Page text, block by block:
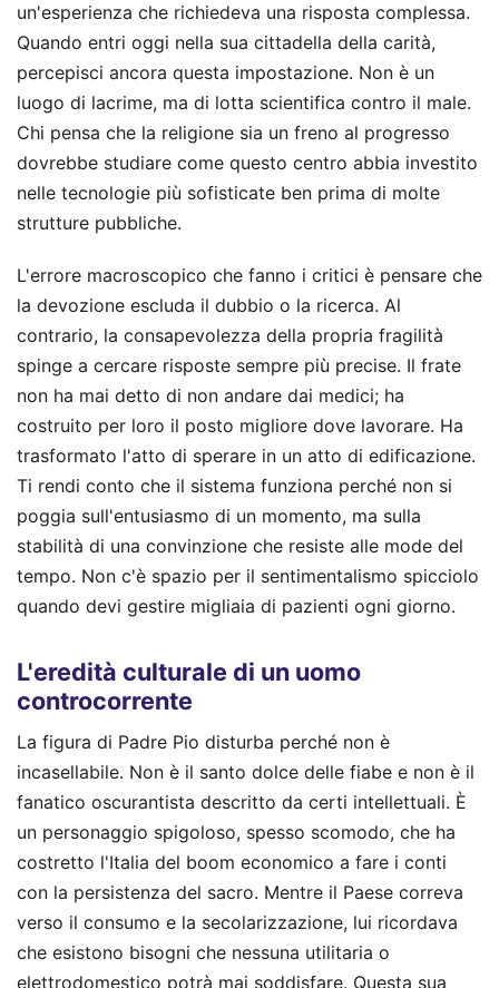
un'esperienza che richiedeva una risposta complessa.
Quando entri oggi nella sua cittadella della carità,
percepisci ancora questa impostazione. Non è un
luogo di lacrime, ma di lotta scientifica contro il male.
Chi pensa che la religione sia un freno al progresso
dovrebbe studiare come questo centro abbia investito
nelle tecnologie più sofisticate ben prima di molte
strutture pubbliche.
L'errore macroscopico che fanno i critici è pensare che
la devozione escluda il dubbio o la ricerca. Al
contrario, la consapevolezza della propria fragilità
spinge a cercare risposte sempre più precise. Il frate
non ha mai detto di non andare dai medici; ha
costruito per loro il posto migliore dove lavorare. Ha
trasformato l'atto di sperare in un atto di edificazione.
Ti rendi conto che il sistema funziona perché non si
poggia sull'entusiasmo di un momento, ma sulla
stabilità di una convinzione che resiste alle mode del
tempo. Non c'è spazio per il sentimentalismo spicciolo
quando devi gestire migliaia di pazienti ogni giorno.
L'eredità culturale di un uomo
controcorrente
La figura di Padre Pio disturba perché non è
incasellabile. Non è il santo dolce delle fiabe e non è il
fanatico oscurantista descritto da certi intellettuali. È
un personaggio spigoloso, spesso scomodo, che ha
costretto l'Italia del boom economico a fare i conti
con la persistenza del sacro. Mentre il Paese correva
verso il consumo e la secolarizzazione, lui ricordava
che esistono bisogni che nessuna utilitaria o
elettrodomestico potrà mai soddisfare. Questa sua